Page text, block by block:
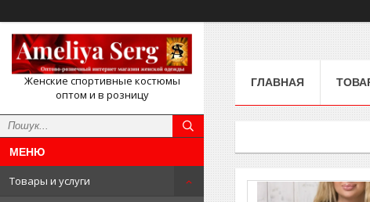
Женские спортивные костюмы
оптом и в розницу
Товары и услуги
ГЛАВНАЯ